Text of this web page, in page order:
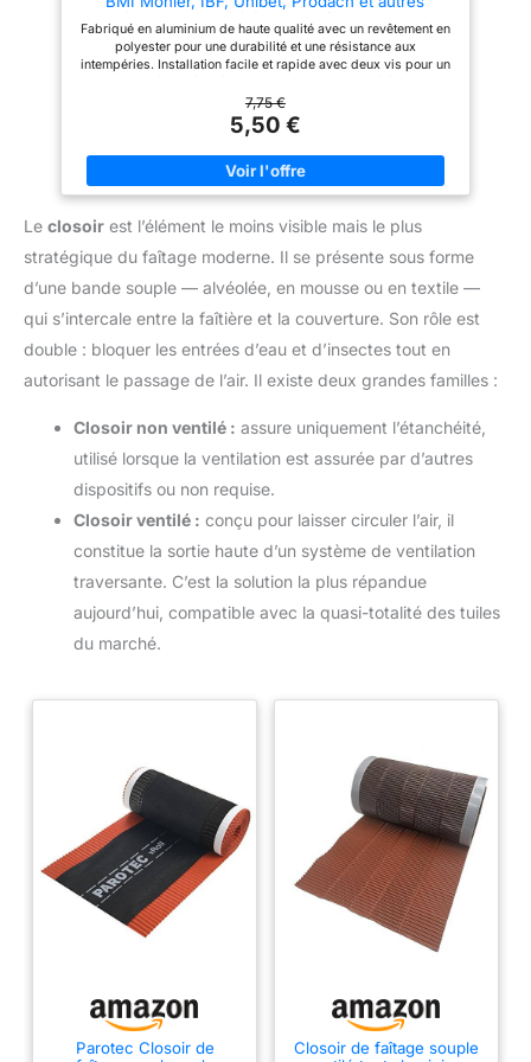
modèles de tuiles faîtières en béton et en terre
cuite RAL 8004 Rouge brique Pinces pour
plaques de faîtière
Fabriqué en aluminium de haute qualité avec un revêtement en
polyester pour une durabilité et une résistance aux
intempéries. Installation facile et rapide avec deux vis pour un
béton et garantir la stabilité face aux vents forts. Conçu pour
une installation simple et durable des tuiles, offrant une prise
fiable et des performances longue durée. Disponible dans de
nombreuses couleurs et formes.
7,75 €
5,50 €
Le closoir est l’élément le moins visible mais le plus
stratégique du faîtage moderne. Il se présente sous forme
d’une bande souple — alvéolée, en mousse ou en textile —
qui s’intercale entre la faîtière et la couverture. Son rôle est
double : bloquer les entrées d’eau et d’insectes tout en
autorisant le passage de l’air. Il existe deux grandes familles :
Closoir non ventilé : assure uniquement l’étanchéité,
utilisé lorsque la ventilation est assurée par d’autres
dispositifs ou non requise.
Closoir ventilé : conçu pour laisser circuler l’air, il
constitue la sortie haute d’un système de ventilation
traversante. C’est la solution la plus répandue
aujourd’hui, compatible avec la quasi-totalité des tuiles
du marché.
Parotec Closoir de
Closoir de faîtage souple